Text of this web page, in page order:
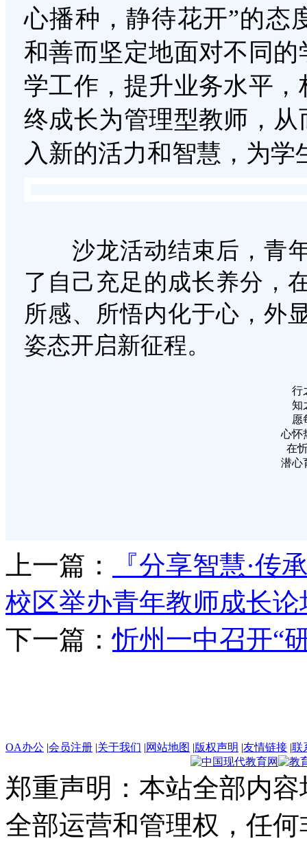
心播种，静待花开”的态
和善而坚定地面对不同
学工作，提升业务水平
终成长为管理型教师，
入新的活力和智慧，为
沙龙活动结束后，青年
了自己充足的成长养分，
所感、所悟内化于心，外
姿态开启新征程。
行
知
愿
心怀
在
潜心
上一篇：
『分享智慧·传
校区举办青年教师成长论
下一篇：忻州一中召开“
OA办公 |会员注册 |关于我们 |网站地图 |版权声明 |友情链接 |联
郑重声明：本站全部内
全部运营和管理权，任